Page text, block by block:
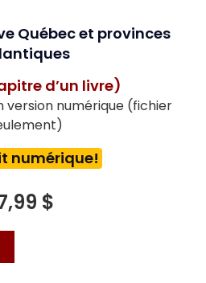
Québec et provinces
d’un livre)
version numérique (fichier
numérique!
$